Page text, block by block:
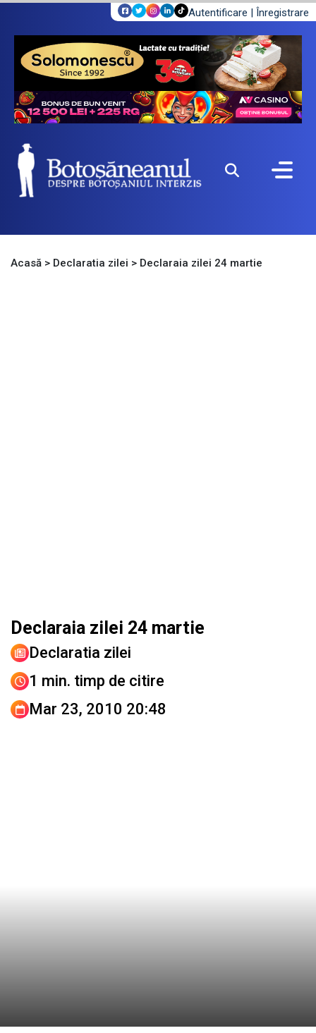
Autentificare | Înregistrare
Acasă > Declaratia zilei > Declaraia zilei 24 martie
Declaraia zilei 24 martie
Declaratia zilei
1 min. timp de citire
Mar 23, 2010 20:48